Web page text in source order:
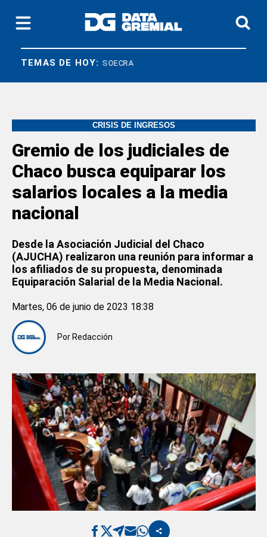
TEMAS DE HOY:
JERÓNIMO SOECRA
CRISIS DE INGRESOS
Gremio de los judiciales de
Chaco busca equiparar los
salarios locales a la media
nacional
Desde la Asociación Judicial del Chaco
(AJUCHA) realizaron una reunión para informar a
los afiliados de su propuesta, denominada
Equiparación Salarial de la Media Nacional.
Por Redacción
Martes, 06 de junio de 2023 18:38